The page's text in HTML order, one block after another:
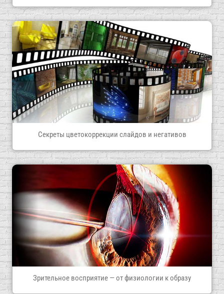
Секреты цветокоррекции слайдов и негативов
Зрительное восприятие — от физиологии к образу